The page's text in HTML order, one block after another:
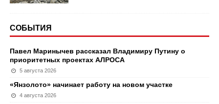
СОБЫТИЯ
Павел Маринычев рассказал Владимиру Путину о
приоритетных проектах АЛРОСА
5 августа 2026
«Янзолото» начинает работу на новом участке
4 августа 2026